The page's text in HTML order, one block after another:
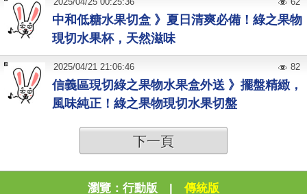
中和低糖水果切盒 》夏日清爽必備！綠之果物
現切水果杯，天然滋味
信義區現切綠之果物水果盒外送 》擺盤精緻，
風味純正！綠之果物現切水果切盤
2025/04/21 21:06:46 82
下一頁
瀏覽： 行動版 | 傳統版